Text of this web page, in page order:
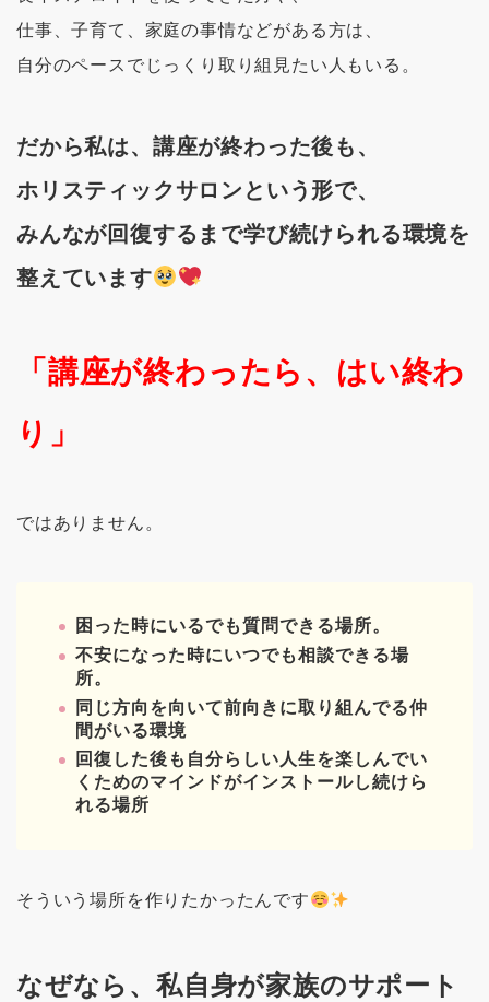
仕事、子育て、家庭の事情などがある方は、
自分のペースでじっくり取り組見たい人もいる。
だから私は、講座が終わった後も、
ホリスティックサロンという形で、
みんなが回復するまで学び続けられる環境を
整えています
「講座が終わったら、はい終わ
り」
ではありません。
困った時にいるでも質問できる場所。
不安になった時にいつでも相談できる場
所。
同じ方向を向いて前向きに取り組んでる仲
間がいる環境
回復した後も自分らしい人生を楽しんでい
くためのマインドがインストールし続けら
れる場所
そういう場所を作りたかったんです
なぜなら、私自身が家族のサポート